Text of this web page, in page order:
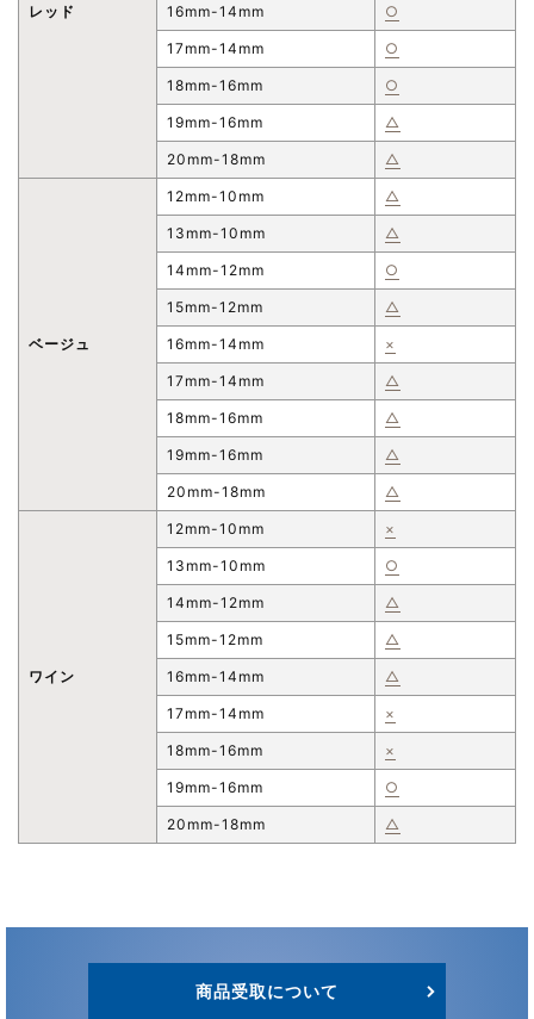
レッド 16mm-14mm ○
17mm-14mm ○
18mm-16mm ○
19mm-16mm △
20mm-18mm △
ベージュ
12mm-10mm △
13mm-10mm △
14mm-12mm ○
15mm-12mm △
16mm-14mm ×
17mm-14mm △
18mm-16mm △
19mm-16mm △
20mm-18mm △
ワイン
12mm-10mm ×
13mm-10mm ○
14mm-12mm △
15mm-12mm △
16mm-14mm △
17mm-14mm ×
18mm-16mm ×
19mm-16mm ○
20mm-18mm △
商品受取について